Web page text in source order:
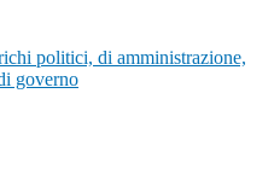
politici, di amministrazione,
governo